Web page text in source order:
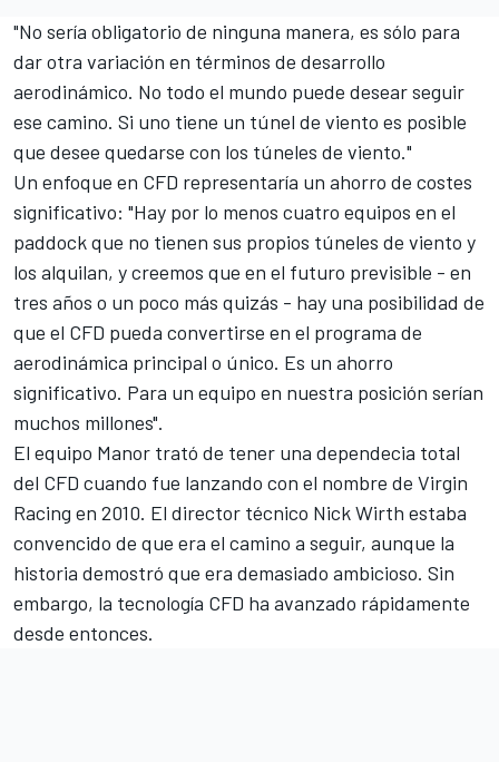
"No sería obligatorio de ninguna manera, es sólo para
dar otra variación en términos de desarrollo
aerodinámico. No todo el mundo puede desear seguir
ese camino. Si uno tiene un túnel de viento es posible
que desee quedarse con los túneles de viento."
Un enfoque en CFD representaría un ahorro de costes
significativo: "Hay por lo menos cuatro equipos en el
paddock que no tienen sus propios túneles de viento y
los alquilan, y creemos que en el futuro previsible - en
tres años o un poco más quizás - hay una posibilidad de
que el CFD pueda convertirse en el programa de
aerodinámica principal o único. Es un ahorro
significativo. Para un equipo en nuestra posición serían
muchos millones".
El equipo Manor trató de tener una dependecia total
del CFD cuando fue lanzando con el nombre de Virgin
Racing en 2010. El director técnico Nick Wirth estaba
convencido de que era el camino a seguir, aunque la
historia demostró que era demasiado ambicioso. Sin
embargo, la tecnología CFD ha avanzado rápidamente
desde entonces.